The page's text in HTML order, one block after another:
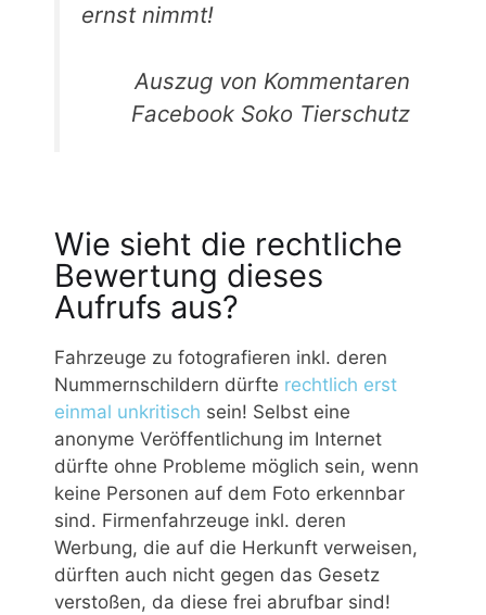
ernst nimmt!
Auszug von Kommentaren
Facebook Soko Tierschutz
Wie sieht die rechtliche
Bewertung dieses
Aufrufs aus?
Fahrzeuge zu fotografieren inkl. deren
Nummernschildern dürfte rechtlich erst
einmal unkritisch sein! Selbst eine
anonyme Veröffentlichung im Internet
dürfte ohne Probleme möglich sein, wenn
keine Personen auf dem Foto erkennbar
sind. Firmenfahrzeuge inkl. deren
Werbung, die auf die Herkunft verweisen,
dürften auch nicht gegen das Gesetz
verstoßen, da diese frei abrufbar sind!